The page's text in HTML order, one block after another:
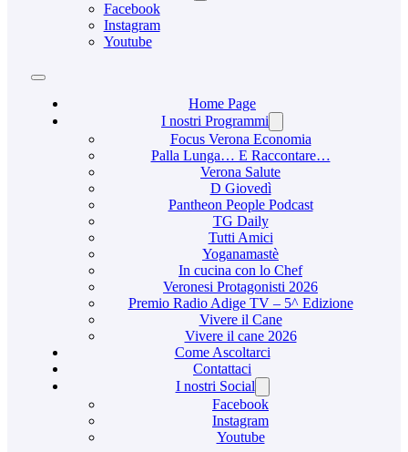
Facebook
Instagram
Youtube
Home Page
I nostri Programmi
Focus Verona Economia
Palla Lunga… E Raccontare…
Verona Salute
D Giovedì
Pantheon People Podcast
TG Daily
Tutti Amici
Yoganamastè
In cucina con lo Chef
Veronesi Protagonisti 2026
Premio Radio Adige TV – 5^ Edizione
Vivere il Cane
Vivere il cane 2026
Come Ascoltarci
Contattaci
I nostri Social
Facebook
Instagram
Youtube